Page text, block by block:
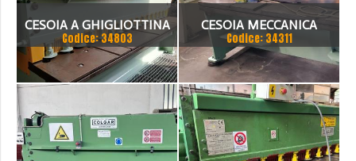
CESOIA A GHIGLIOTTINA
COLGAR IDRAULICA CM
3006
Codice: 34803
CESOIA MECCANICA
COLGAR C205
Codice: 34311